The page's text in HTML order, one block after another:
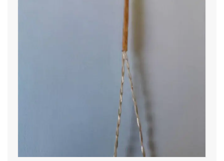
Polski
Español